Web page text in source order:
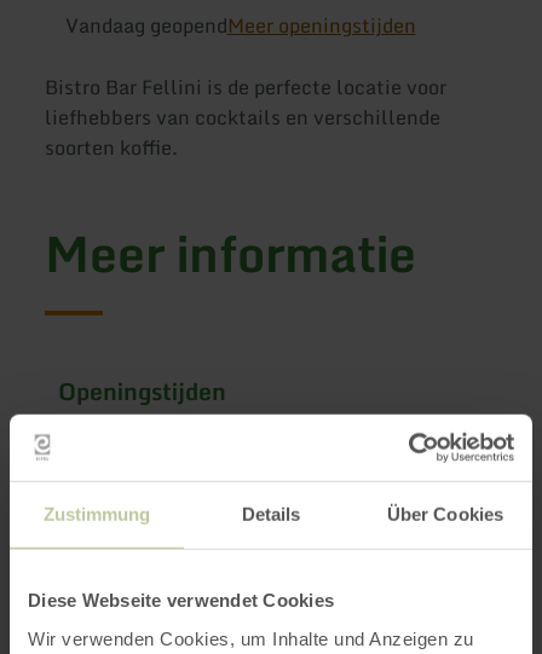
Zustimmung Details Über Cookies
Diese Webseite verwendet Cookies
Wir verwenden Cookies, um Inhalte und Anzeigen zu
Vandaag geopendMeer openingstijden
Bistro Bar Fellini is de perfecte locatie voor
liefhebbers van cocktails en verschillende
soorten koffie.
Meer informatie
Openingstijden
Categorieën